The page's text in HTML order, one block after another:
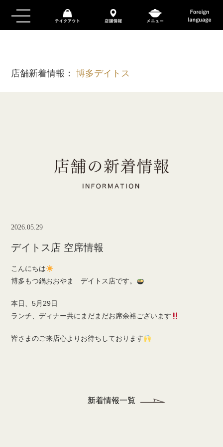
店舗新着情報：博多デイトス
2026.05.29
デイトス店 空席情報
こんにちは
博多もつ鍋おおやま デイトス店です。
本日、5月29日
ランチ、ディナー共にまだまだお席余裕ございます
皆さまのご来店心よりお待ちしております
新着情報一覧